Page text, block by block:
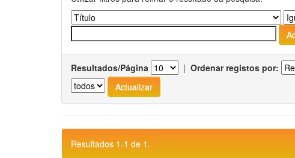
Resultados/Página | Ordenar registos por:
Resultados 1-1 de 1.